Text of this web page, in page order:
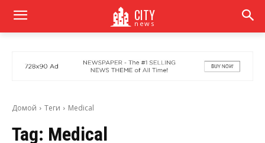
CITY
news
Домой Теги Medical
Tag: Medical